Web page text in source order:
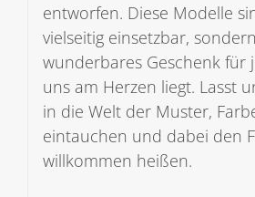
entworfen. Diese Modelle
vielseitig einsetzbar,
wunderbares Geschenk für
uns am Herzen liegt. Lasst
in die Welt der Muster,
eintauchen und dabei den
willkommen heißen.